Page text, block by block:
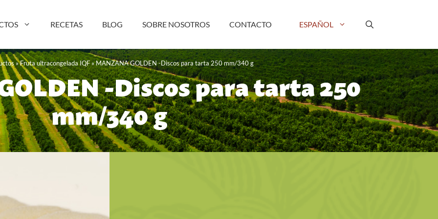
RECETAS BLOG SOBRE NOSOTROS CONTACTO ESPAÑOL
»Fruta ultracongelada IQF»MANZANA GOLDEN -Discos para tarta 250 mm/340 g
-Discos para tarta 250
mm/340 g